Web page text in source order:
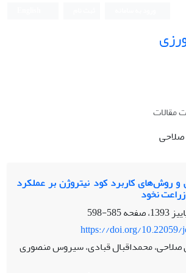
مقالات
و روش‌های کاربرد کود نیتروژن بر عملکرد
نخود
585-598
https://doi.org/10.22059/
صلاحی، محمداقبال قبادی، سیروس منصوری